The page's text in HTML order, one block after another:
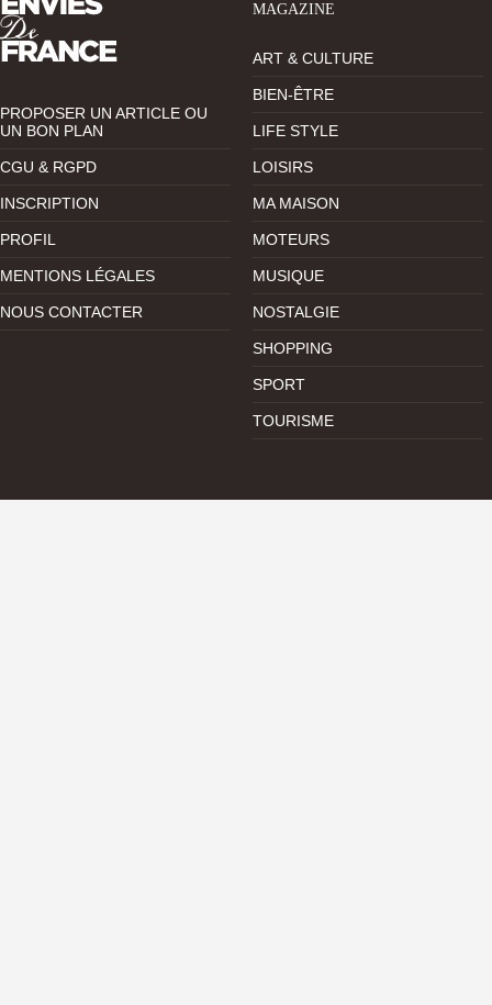
PROPOSER UN ARTICLE OU
UN BON PLAN
CGU & RGPD
INSCRIPTION
PROFIL
MENTIONS LÉGALES
NOUS CONTACTER
MAGAZINE
ART & CULTURE
BIEN-ÊTRE
LIFE STYLE
LOISIRS
MA MAISON
MOTEURS
MUSIQUE
NOSTALGIE
SHOPPING
SPORT
TOURISME